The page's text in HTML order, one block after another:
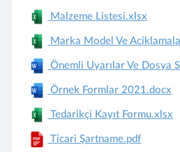
Malzeme Listesi.xlsx
Marka Model Ve
Önemli Uyarılar Ve Dosya
Örnek Formlar 2021.docx
Tedarikçi Kayıt Formu.xlsx
Ticari Şartname.pdf